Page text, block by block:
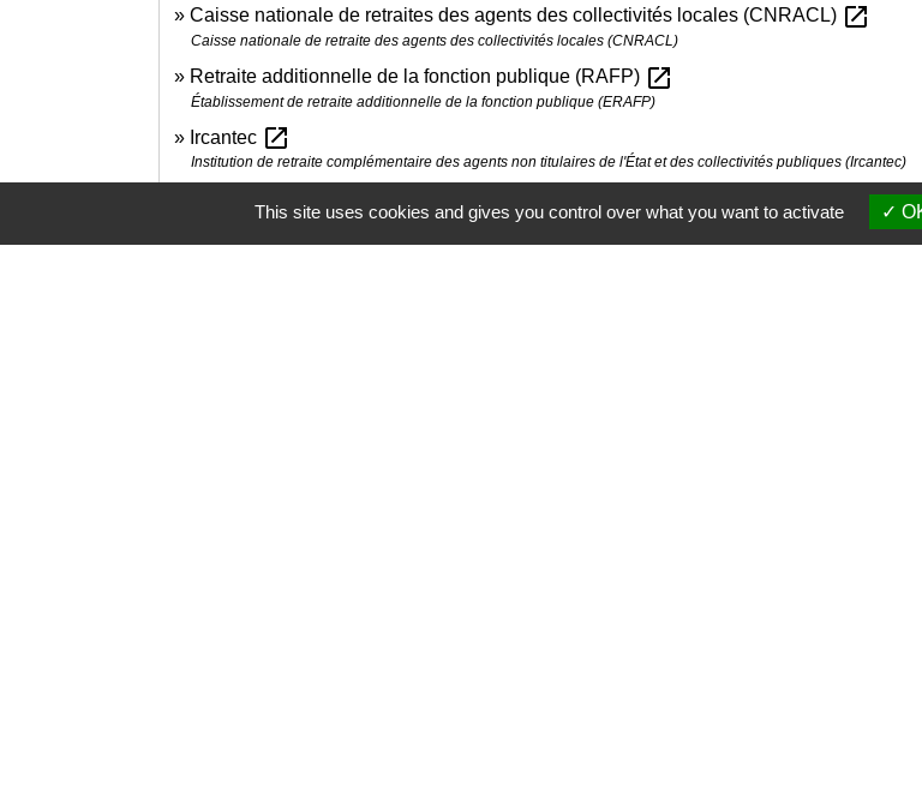
Caisse nationale de retraites des agents des collectivités locales (CNRACL) open_in_new
Caisse nationale de retraite des agents des collectivités locales (CNRACL)
Retraite additionnelle de la fonction publique (RAFP) open_in_new
Établissement de retraite additionnelle de la fonction publique (ERAFP)
Ircantec open_in_new
Institution de retraite complémentaire des agents non titulaires de l'État et des collectivités publiques (Ircantec)
Comment faire si...
This site uses cookies and gives you control over what you want to activate